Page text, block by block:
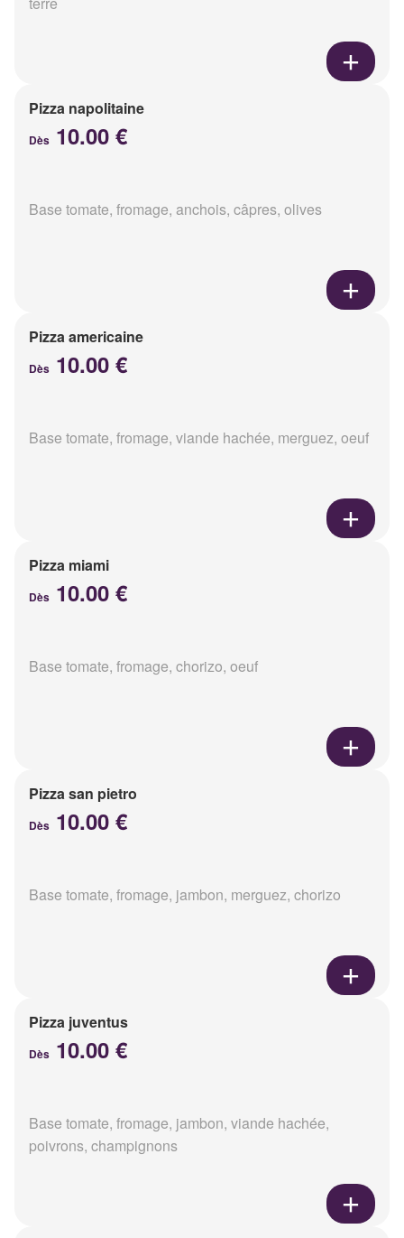
Pizza napolitaine
Dès 10.00 €
Base tomate, fromage, anchois, câpres, olives
Pizza americaine
Dès 10.00 €
Base tomate, fromage, viande hachée, merguez, oeuf
Pizza miami
Dès 10.00 €
Base tomate, fromage, chorizo, oeuf
Pizza san pietro
Dès 10.00 €
Base tomate, fromage, jambon, merguez, chorizo
Pizza juventus
Dès 10.00 €
Base tomate, fromage, jambon, viande hachée,
poivrons, champignons